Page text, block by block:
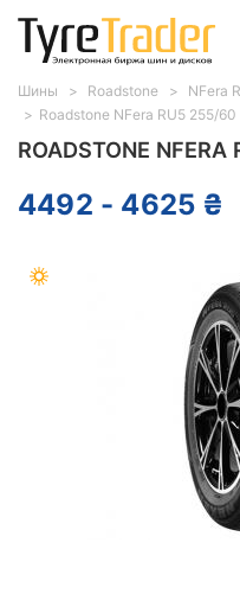
ROADSTONE
4492 - 4625 ₴
Шины Roadstone
NFera
Roadstone NFera RU5 255/60